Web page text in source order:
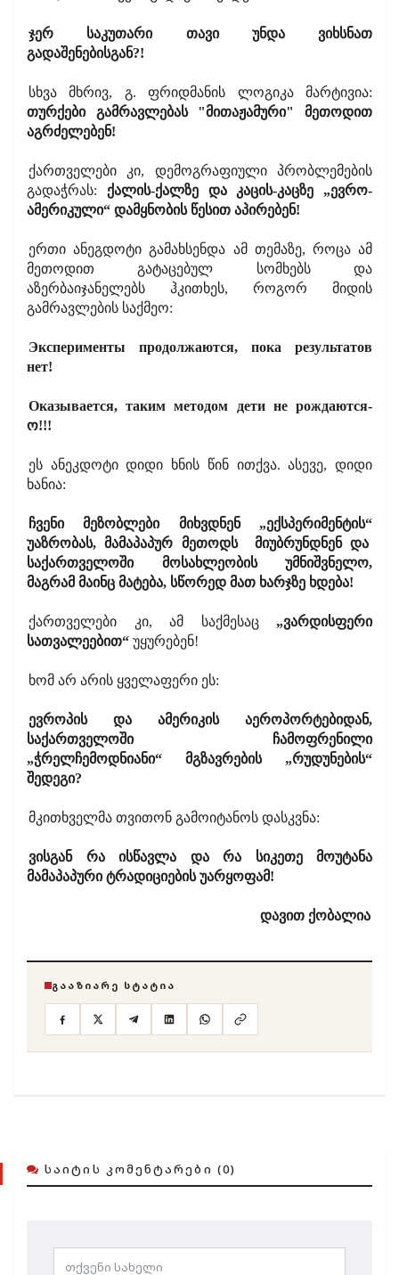
ჯერ საკუთარი თავი უნდა ვიხსნათ
გადაშენებისგან?!
სხვა მხრივ, გ. ფრიდმანის ლოგიკა მარტივია:
თურქები გამრავლებას "მითაჟამური" მეთოდით
აგრძელებენ!
ქართველები კი, დემოგრაფიული პრობლემების
გადაჭრას: ქალის-ქალზე და კაცის-კაცზე „ევრო-
ამერიკული“ დამყნობის წესით აპირებენ!
ერთი ანეგდოტი გამახსენდა ამ თემაზე, როცა ამ
მეთოდით გატაცებულ სომხებს და
აზერბაიჯანელებს ჰკითხეს, როგორ მიდის
გამრავლების საქმეო:
Эксперименты продолжаются, пока результатов
нет!
Оказывается, таким методом дети не рождаются-
ო!!!
ეს ანეკდოტი დიდი ხნის წინ ითქვა. ასევე, დიდი
ხანია:
ჩვენი მეზობლები მიხვდნენ „ექსპერიმენტის“
უაზრობას, მამაპაპურ მეთოდს მიუბრუნდნენ და
საქართველოში მოსახლეობის უმნიშვნელო,
მაგრამ მაინც მატება, სწორედ მათ ხარჯზე ხდება!
ქართველები კი, ამ საქმესაც „ვარდისფერი
სათვალეებით“ უყურებენ!
ხომ არ არის ყველაფერი ეს:
ევროპის და ამერიკის აეროპორტებიდან,
საქართველოში ჩამოფრენილი
„ჭრელჩემოდნიანი“ მგზავრების „რუდუნების“
შედეგი?
მკითხველმა თვითონ გამოიტანოს დასკვნა:
ვისგან რა ისწავლა და რა სიკეთე მოუტანა
მამაპაპური ტრადიციების უარყოფამ!
დავით ქობალია
ᲒᲐᲐᲖᲘᲐᲠᲔ ᲡᲢᲐᲢᲘᲐ
ᲡᲐᲘᲢᲘᲡ ᲙᲝᲛᲔᲜᲢᲐᲠᲔᲑᲘ (0)